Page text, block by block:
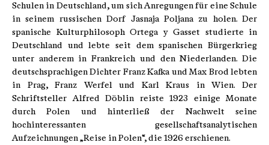
Schulen in Deutschland, um sich Anregungen für eine Schule
in seinem russischen Dorf Jasnaja Poljana zu holen. Der
spanische Kulturphilosoph Ortega y Gasset studierte in
Deutschland und lebte seit dem spanischen Bürgerkrieg
unter anderem in Frankreich und den Niederlanden. Die
deutschsprachigen Dichter Franz Kafka und Max Brod lebten
in Prag, Franz Werfel und Karl Kraus in Wien. Der
Schriftsteller Alfred Döblin reiste 1923 einige Monate
durch Polen und hinterließ der Nachwelt seine
hochinteressanten gesellschaftsanalytischen
Aufzeichnungen „Reise in Polen“, die 1926 erschienen.